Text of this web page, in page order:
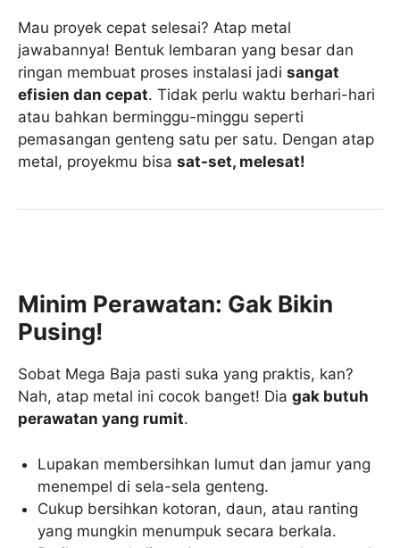
Mau proyek cepat selesai? Atap metal
jawabannya! Bentuk lembaran yang besar dan
ringan membuat proses instalasi jadi sangat
efisien dan cepat. Tidak perlu waktu berhari-hari
atau bahkan berminggu-minggu seperti
pemasangan genteng satu per satu. Dengan atap
metal, proyekmu bisa sat-set, melesat!
Minim Perawatan: Gak Bikin
Pusing!
Sobat Mega Baja pasti suka yang praktis, kan?
Nah, atap metal ini cocok banget! Dia gak butuh
perawatan yang rumit.
Lupakan membersihkan lumut dan jamur yang
menempel di sela-sela genteng.
Cukup bersihkan kotoran, daun, atau ranting
yang mungkin menumpuk secara berkala.